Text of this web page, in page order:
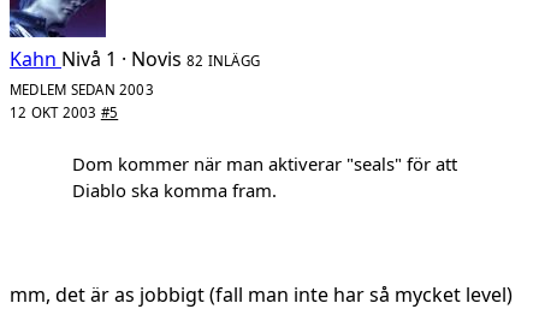
Kahn Nivå 1 · Novis 82 INLÄGG
MEDLEM SEDAN 2003
12 OKT 2003 #5
Dom kommer när man aktiverar "seals" för att
Diablo ska komma fram.
mm, det är as jobbigt (fall man inte har så mycket level)